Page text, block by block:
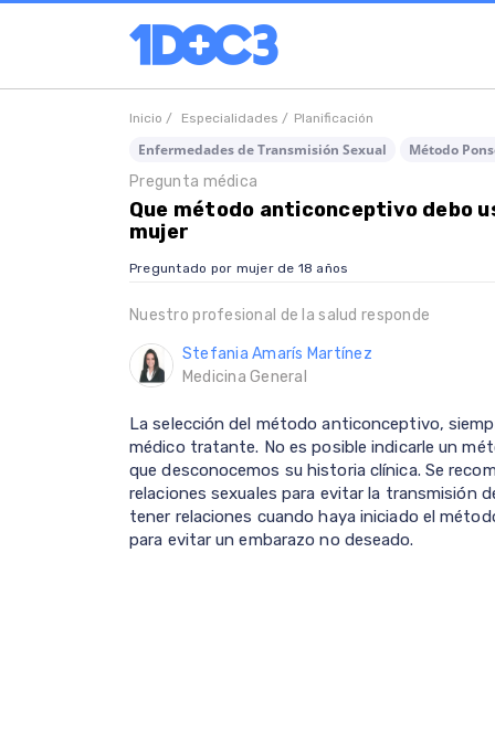
Inicio / Especialidades / Planificación
Enfermedades de Transmisión Sexual Método
Pregunta médica
Que método anticonceptivo debo
mujer
Preguntado por mujer de 18 años
Nuestro profesional de la salud responde
Stefania Amarís Martínez
Medicina General
La selección del método anticonceptivo,
médico tratante. No es posible indicarle un
que desconocemos su historia clínica. Se
relaciones sexuales para evitar la transmisión
tener relaciones cuando haya iniciado el
para evitar un embarazo no deseado.